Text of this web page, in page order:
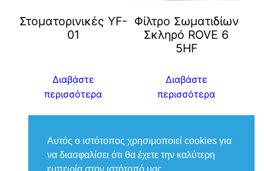
Στοματορινικές YF-
01
Διαβάστε
περισσότερα
Φίλτρο Σωματιδίων
Σκληρό ROVE 6
5HF
Διαβάστε
περισσότερα
Αυτός ο ιστότοπος χρησιμοποιεί cookies για
να διασφαλίσει ότι θα έχετε την καλύτερη